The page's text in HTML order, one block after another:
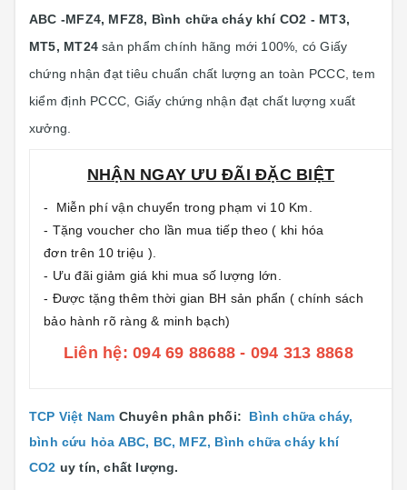
ABC -MFZ4, MFZ8, Bình chữa cháy khí CO2 - MT3,
MT5, MT24sản phẩm chính hãng mới 100%, có Giấy
chứng nhận đạt tiêu chuẩn chất lượng an toàn PCCC, tem
kiểm định PCCC, Giấy chứng nhận đạt chất lượng xuất
xưởng.
NHẬN NGAY ƯU ĐÃI ĐẶC BIỆT
- Miễn phí vận chuyển trong phạm vi 10 Km.
- Tặng voucher cho lần mua tiếp theo ( khi hóa
đơn trên 10 triệu ).
- Ưu đãi giảm giá khi mua số lượng lớn.
- Được tặng thêm thời gian BH sản phẩn ( chính sách
bảo hành rõ ràng & minh bạch)
Liên hệ: 094 69 88688 - 094 313 8868
TCP Việt Nam Chuyên phân phối: Bình chữa cháy,
bình cứu hỏa ABC, BC, MFZ, Bình chữa cháy khí
CO2 uy tín, chất lượng.